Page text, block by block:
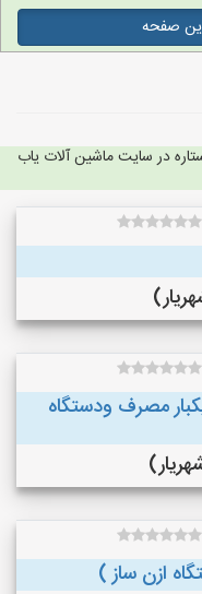
صفحه
در سایت ماشین آلات یاب
مصرف ودستگاه
ازن ساز )